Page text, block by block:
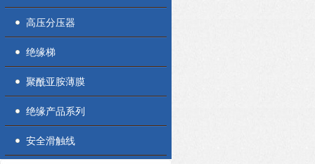
高压分压器
绝缘梯
聚酰亚胺薄膜
绝缘产品系列
安全滑触线